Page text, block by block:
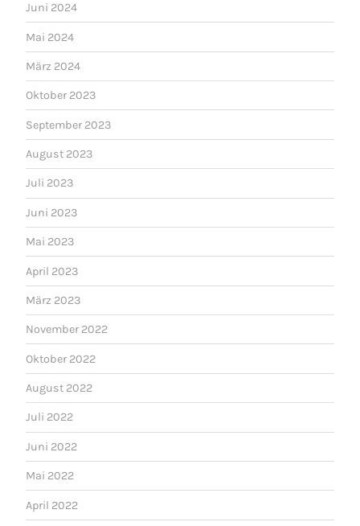
Juni 2024
Mai 2024
März 2024
Oktober 2023
September 2023
August 2023
Juli 2023
Juni 2023
Mai 2023
April 2023
März 2023
November 2022
Oktober 2022
August 2022
Juli 2022
Juni 2022
Mai 2022
April 2022